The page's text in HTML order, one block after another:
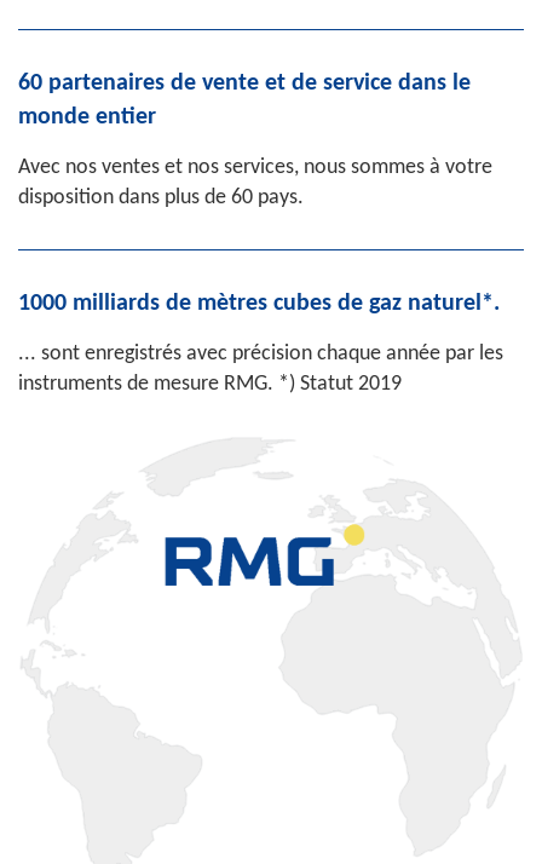
60 partenaires de vente et de service dans le
monde entier
Avec nos ventes et nos services, nous sommes à votre
disposition dans plus de 60 pays.
1000 milliards de mètres cubes de gaz naturel*.
... sont enregistrés avec précision chaque année par les
instruments de mesure RMG. *) Statut 2019